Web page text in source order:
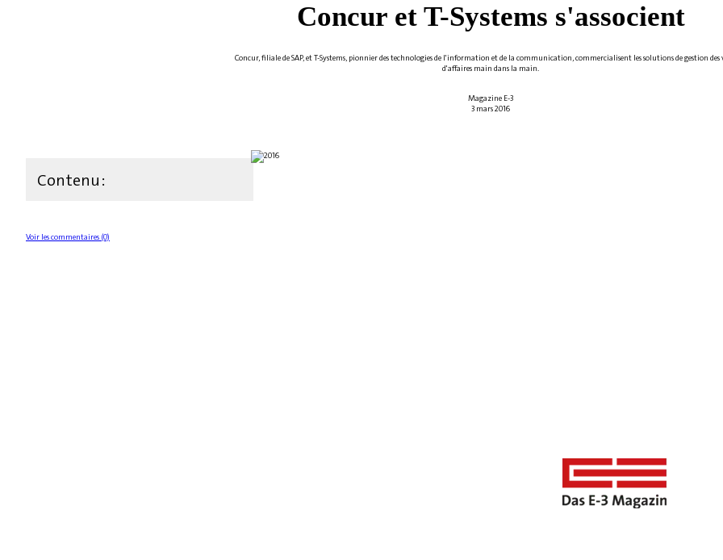
Concur et T-Systems s'associent
Concur, filiale de SAP, et T-Systems, pionnier des technologies de l'information et de la communication, commercialisent les solutions de gestion des
d'affaires main dans la main.
Magazine E-3
3 mars 2016
Contenu :
Voir les commentaires (0)